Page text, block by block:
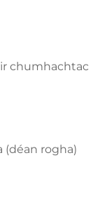
chumhachtach
(déan rogha)